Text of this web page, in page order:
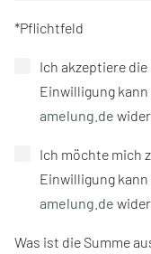
*Pflichtfeld
Ich akzeptiere die
Einwilligung kann
amelung.de
Ich möchte mich
Einwilligung kann
amelung.de
Was ist die Summe